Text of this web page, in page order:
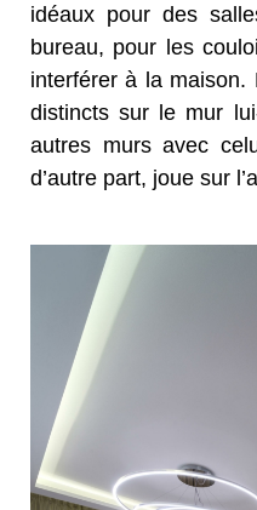
idéaux pour des
bureau, pour les
interférer à la maison.
distincts sur le mur
autres murs avec
d’autre part, joue sur